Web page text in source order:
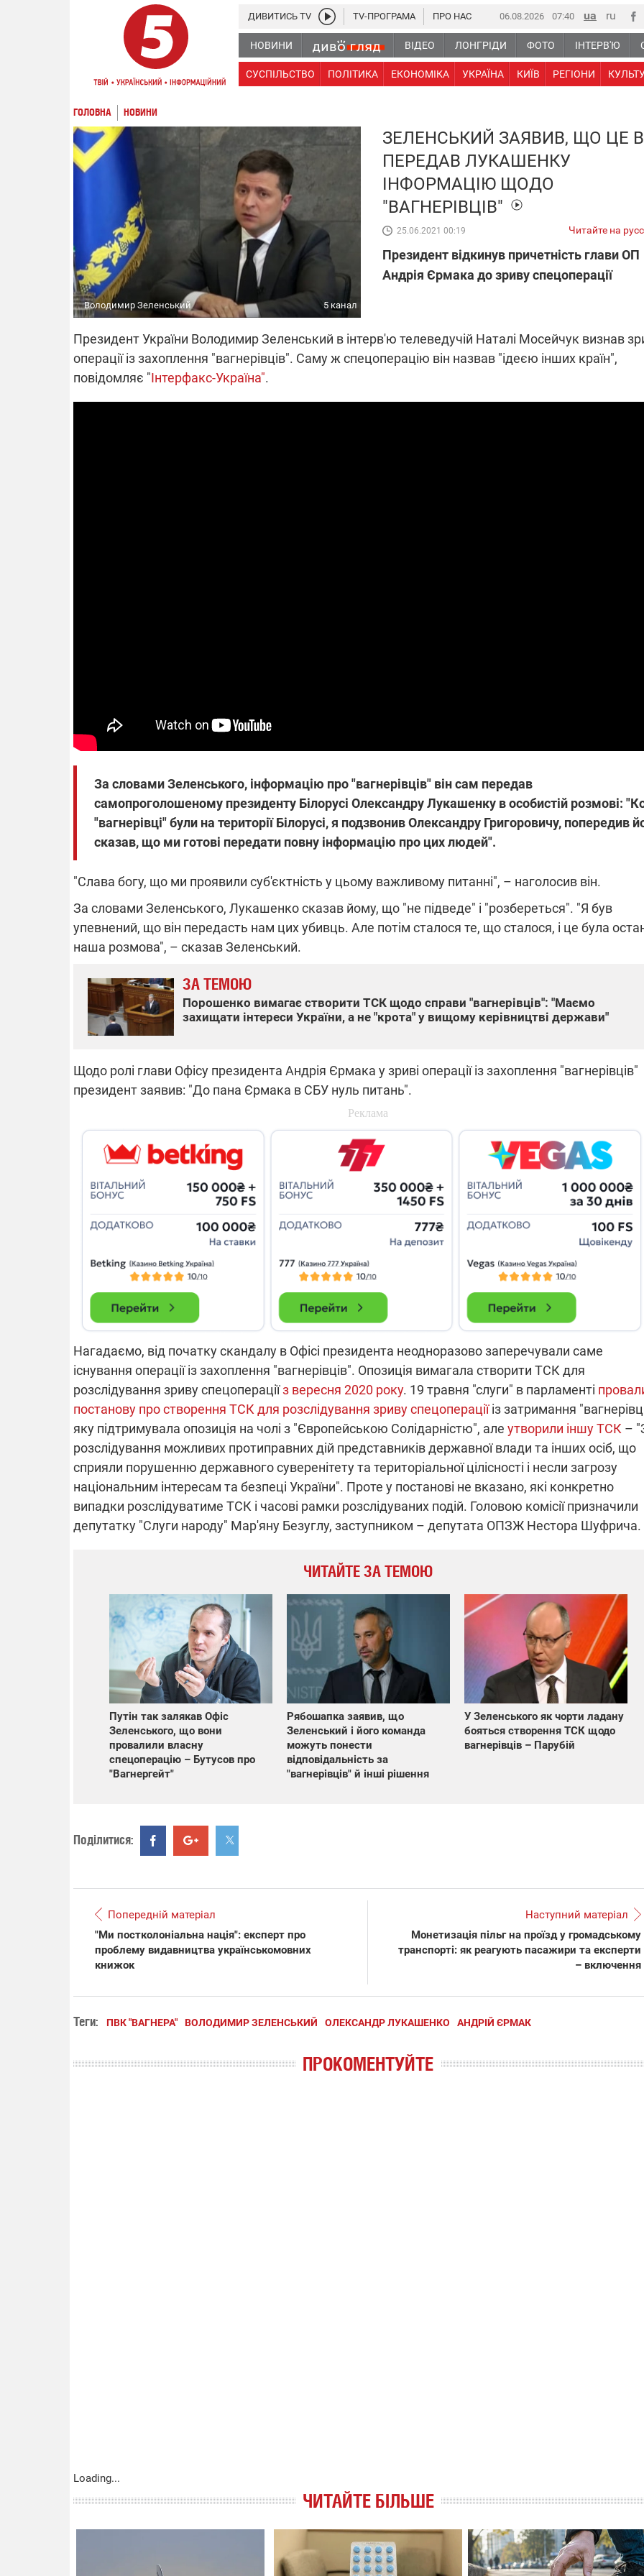
06.08.2026 07:40
НОВИНИ ВІДЕО ЛОНГРІДИ ФОТО ІНТЕРВ'Ю
СУСПІЛЬСТВО ПОЛІТИКА ЕКОНОМІКА УКРАЇНА КИЇВ РЕГІОНИ
ДИВИТИСЬ TV TV-ПРОГРАМА ПРО НАС
ГОЛОВНА НОВИНИ
Володимир Зеленський 5 канал
ЗЕЛЕНСЬКИЙ ЗАЯВИВ, ЩО ЦЕ
ПЕРЕДАВ ЛУКАШЕНКУ
ІНФОРМАЦІЮ ЩОДО
"ВАГНЕРІВЦІВ"
25.06.2021 00:19 Читайте на
Президент відкинув причетність глави ОП
Андрія Єрмака до зриву спецоперації
Президент України Володимир Зеленський в інтерв'ю телеведучій Наталі Мосейчук визнав
операції із захоплення "вагнерівців". Саму ж спецоперацію він назвав "ідеєю інших країн",
повідомляє "Інтерфакс-Україна".
За словами Зеленського, інформацію про "вагнерівців" він сам передав
самопроголошеному президенту Білорусі Олександру Лукашенку в особистій розмові:
"вагнерівці" були на території Білорусі, я подзвонив Олександру Григоровичу, попередив
сказав, що ми готові передати повну інформацію про цих людей".
"Слава богу, що ми проявили суб'єктність у цьому важливому питанні", – наголосив він.
За словами Зеленського, Лукашенко сказав йому, що "не підведе" і "розбереться". "Я був
упевнений, що він передасть нам цих убивць. Але потім сталося те, що сталося, і це була
наша розмова", – сказав Зеленський.
ЗА ТЕМОЮ
Порошенко вимагає створити ТСК щодо справи "вагнерівців": "Маємо
захищати інтереси України, а не "крота" у вищому керівництві держави"
Щодо ролі глави Офісу президента Андрія Єрмака у зриві операції із захоплення "вагнерівців"
президент заявив: "До пана Єрмака в СБУ нуль питань".
Нагадаємо, від початку скандалу в Офісі президента неодноразово заперечували саме
існування операції із захоплення "вагнерівців". Опозиція вимагала створити ТСК для
розслідування зриву спецопераціїз вересня 2020 року. 19 травня "слуги" в парламенті
постанову про створення ТСК для розслідування зриву спецопераціїіз затримання
яку підтримувала опозиція на чолі з "Європейською Солідарністю", але утворили іншу ТСК –
розслідування можливих протиправних дій представників державної влади та інших осіб, що
сприяли порушенню державного суверенітету та територіальної цілісності і несли загрозу
національним інтересам та безпеці України". Проте у постанові не вказано, які конкретно
випадки розслідуватиме ТСК і часові рамки розслідуваних подій. Головою комісії призначили
депутатку "Слуги народу" Мар'яну Безуглу, заступником – депутата ОПЗЖ Нестора Шуфрича.
ЧИТАЙТЕ ЗА ТЕМОЮ
Путін так залякав Офіс
Зеленського, що вони
провалили власну
спецоперацію – Бутусов про
"Вагнергейт"
Рябошапка заявив, що
Зеленський і його команда
можуть понести
відповідальність за
"вагнерівців" й інші рішення
У Зеленського як чорти ладану
бояться створення ТСК щодо
вагнерівців – Парубій
Поділитися:
Попередній матеріал
"Ми постколоніальна нація": експерт про
проблему видавництва українськомовних
книжок
Наступний матеріал
Монетизація пільг на проїзд у громадському
транспорті: як реагують пасажири та експерти
– включення
Теги: ПВК "ВАГНЕРА" ВОЛОДИМИР ЗЕЛЕНСЬКИЙ ОЛЕКСАНДР ЛУКАШЕНКО АНДРІЙ ЄРМАК
ПРОКОМЕНТУЙТЕ
Loading...
ЧИТАЙТЕ БІЛЬШЕ
ВІДКЛЮЧЕННЯ СВІТЛА В УКРАЇНІ
збір коштів на потреби